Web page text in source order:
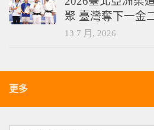
聚 臺灣奪下一金
13 7 月, 2026
更多